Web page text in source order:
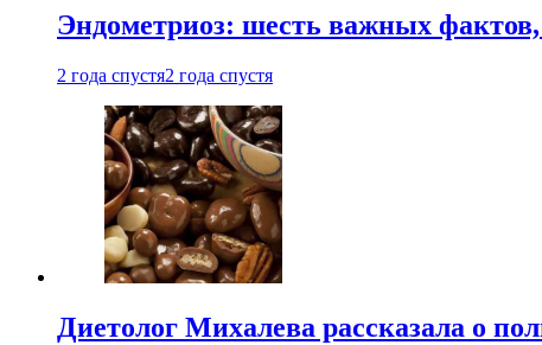
Эндометриоз: шесть важных
2 года спустя2 года спустя
Диетолог Михалева рассказала о